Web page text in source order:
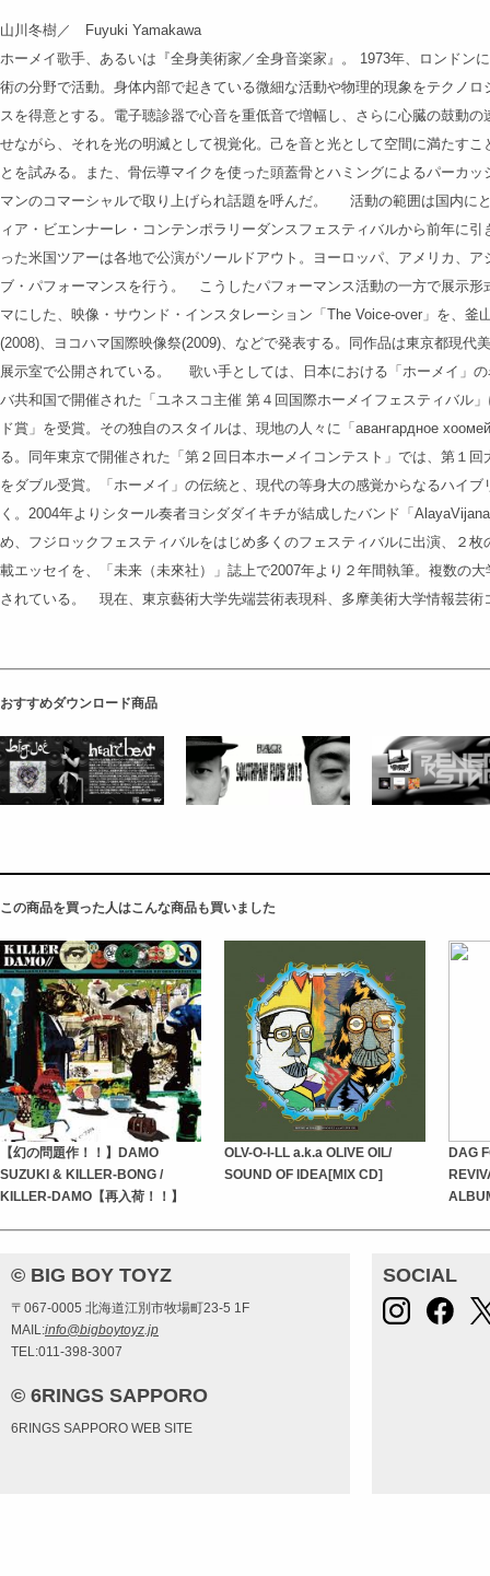
山川冬樹／ Fuyuki Yamakawa
ホーメイ歌手、あるいは『全身美術家／全身音楽家』。 1973年、ロンドン
術の分野で活動。身体内部で起きている微細な活動や物理的現象をテクノ
スを得意とする。電子聴診器で心音を重低音で増幅し、さらに心臓の鼓動
せながら、それを光の明滅として視覚化。己を音と光として空間に満たす
とを試みる。また、骨伝導マイクを使った頭蓋骨とハミングによるパーカ
マンのコマーシャルで取り上げられ話題を呼んだ。 活動の範囲は国内に
ィア・ビエンナーレ・コンテンポラリーダンスフェスティバルから前年に
った米国ツアーは各地で公演がソールドアウト。ヨーロッパ、アメリカ、
ブ・パフォーマンスを行う。 こうしたパフォーマンス活動の一方で展示形
マにした、映像・サウンド・インスタレーション「The Voice-over」を、釜
(2008)、ヨコハマ国際映像祭(2009)、などで発表する。同作品は東京都現代
展示室で公開されている。 歌い手としては、日本における「ホーメイ」
バ共和国で開催された「ユネスコ主催 第４回国際ホーメイフェスティバル
ド賞」を受賞。その独自のスタイルは、現地の人々に「авангардное
る。同年東京で開催された「第２回日本ホーメイコンテスト」では、第１
をダブル受賞。「ホーメイ」の伝統と、現代の等身大の感覚からなるハイ
く。2004年よりシタール奏者ヨシダダイキチが結成したバンド「
め、フジロックフェスティバルをはじめ多くのフェスティバルに出演、２
載エッセイを、「未来（未來社）」誌上で2007年より２年間執筆。複数の
されている。 現在、東京藝術大学先端芸術表現科、多摩美術大学情報芸術
おすすめダウンロード商品
この商品を買った人はこんな商品も買いました
【幻の問題作！！】DAMO
SUZUKI & KILLER-BONG /
KILLER-DAMO【再入荷！！】
OLV-O-I-LL a.k.a OLIVE OIL/
SOUND OF IDEA[MIX CD]
DAG
© BIG BOY TOYZ
〒067-0005 北海道江別市牧場町23-5 1F
MAIL:info@bigboytoyz.jp
TEL:011-398-3007
© 6RINGS SAPPORO
6RINGS SAPPORO WEB SITE
SOCIAL